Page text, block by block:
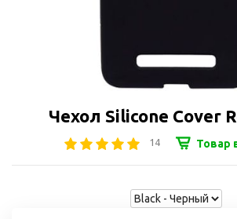
Чехол Silicone Cover
14 Товар